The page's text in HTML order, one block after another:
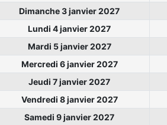
Dimanche 3 janvier 2027
Lundi 4 janvier 2027
Mardi 5 janvier 2027
Mercredi 6 janvier 2027
Jeudi 7 janvier 2027
Vendredi 8 janvier 2027
Samedi 9 janvier 2027